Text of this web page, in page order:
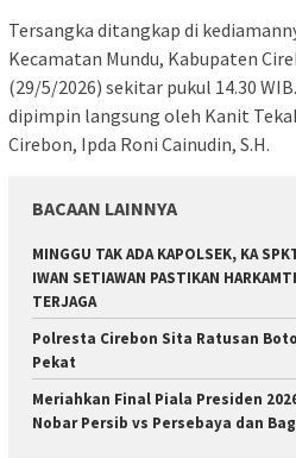
Tersangka ditangkap di
Kecamatan Mundu, Kabupaten
(29/5/2026) sekitar pukul 14.30
dipimpin langsung oleh Kanit
Cirebon, Ipda Roni Cainudin, S.H.
BACAAN LAINNYA
MINGGU TAK ADA KAPOLSEK, KA
IWAN SETIAWAN PASTIKAN
TERJAGA
Polresta Cirebon Sita Ratusan
Pekat
Meriahkan Final Piala Presiden
Nobar Persib vs Persebaya dan